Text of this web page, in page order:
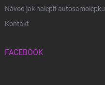
Návod jak nalepit autosamolepku
Kontakt
FACEBOOK